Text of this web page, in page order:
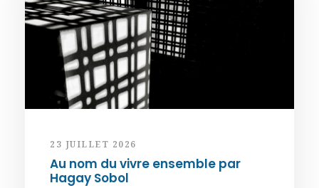
23 JUILLET 2026
Au nom du vivre ensemble par
Hagay Sobol